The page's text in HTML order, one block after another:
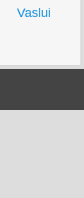
Vaslui